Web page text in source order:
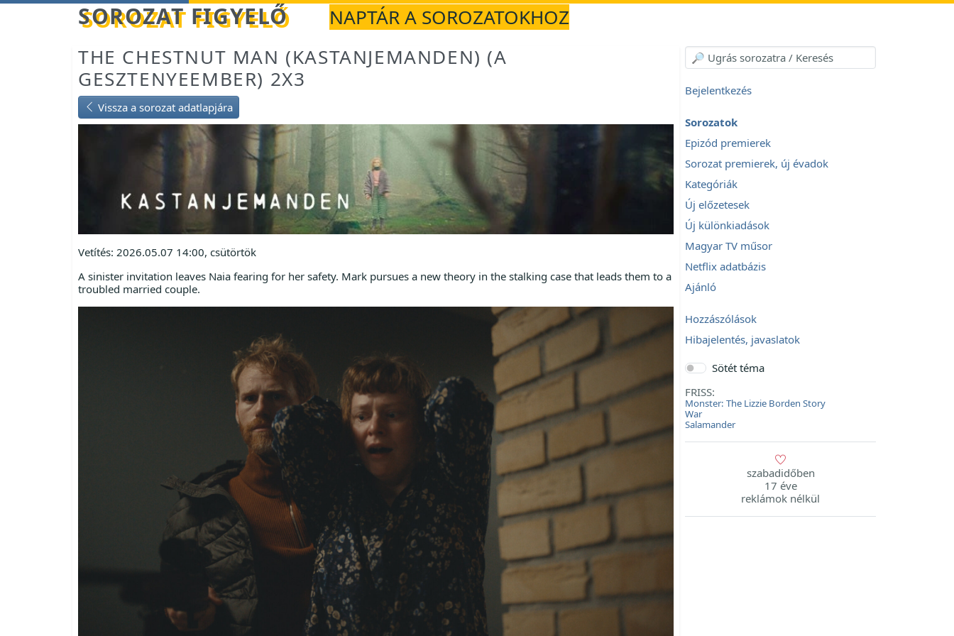
Betöltés... SOROZAT FIGYELŐ
NAPTÁR A SOROZATOKHOZ
THE CHESTNUT MAN (KASTANJEMANDEN) (A
GESZTENYEEMBER) 2X3
Vissza a sorozat adatlapjára
Vetítés: 2026.05.07 14:00, csütörtök
A sinister invitation leaves Naia fearing for her safety. Mark pursues a new theory in the stalking case that leads them to a
troubled married couple.
Bejelentkezés
Sorozatok
Epizód premierek
Sorozat premierek, új évadok
Kategóriák
Új előzetesek
Új különkiadások
Magyar TV műsor
Netflix adatbázis
Ajánló
Hozzászólások
Hibajelentés, javaslatok
Sötét téma
FRISS:
Monster: The Lizzie Borden Story
War
Salamander
szabadidőben
17 éve
reklámok nélkül